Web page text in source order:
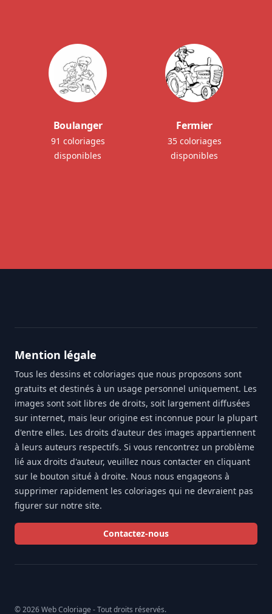
Boulanger
91 coloriages
disponibles
Fermier
35 coloriages
disponibles
Mention légale
Tous les dessins et coloriages que nous proposons sont
gratuits et destinés à un usage personnel uniquement. Les
images sont soit libres de droits, soit largement diffusées
sur internet, mais leur origine est inconnue pour la plupart
d'entre elles. Les droits d'auteur des images appartiennent
à leurs auteurs respectifs. Si vous rencontrez un problème
lié aux droits d'auteur, veuillez nous contacter en cliquant
sur le bouton situé à droite. Nous nous engageons à
supprimer rapidement les coloriages qui ne devraient pas
figurer sur notre site.
Contactez-nous
© 2026 Web Coloriage - Tout droits réservés.